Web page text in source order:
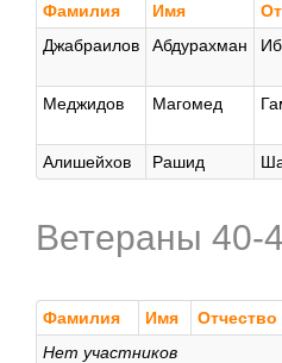
Фамилия Имя
Джабраилов
Абдурахман
Меджидов Магомед
Алишейхов Рашид
Ветераны 40-
Фамилия Имя Отчество
Нет участников